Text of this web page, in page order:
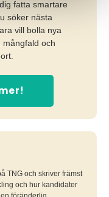
fatta smartare
söker nästa
vill bolla nya
mångfald och
TNG och skriver främst
och hur kandidater